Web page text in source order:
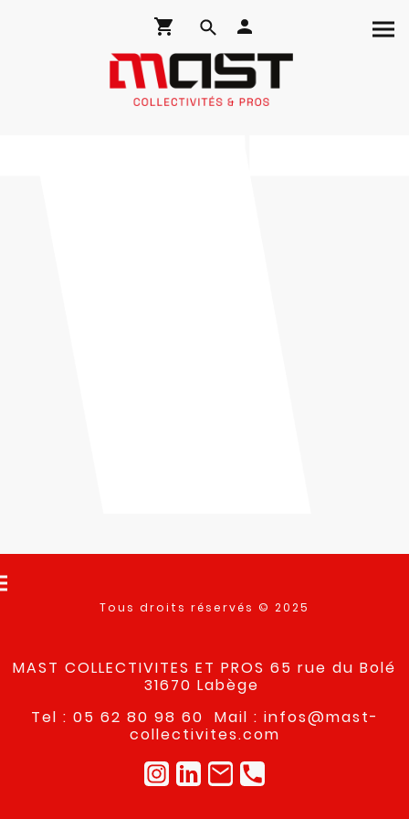
Tous droits réservés © 2025
MAST COLLECTIVITES ET PROS 65 rue du Bolé
31670 Labège
Tel : 05 62 80 98 60 Mail : infos@mast-
collectivites.com